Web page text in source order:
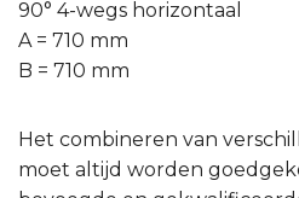
90° 4-wegs horizontaal
A = 710 mm
B = 710 mm
Het combineren van
moet altijd worden